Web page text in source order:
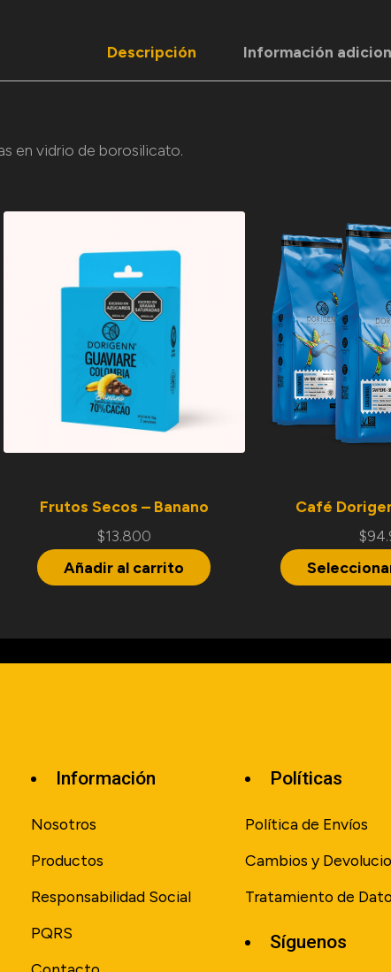
Descripción Información
en vidrio de borosilicato.
Frutos Secos – Banano
$13.800
Añadir al carrito
Café
$
Información
Nosotros
Productos
Responsabilidad Social
PQRS
Políticas
Política de Envíos
Cambios y
Tratamiento de
Síguenos